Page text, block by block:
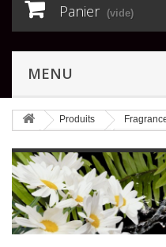
Panier (vide)
MENU
Produits